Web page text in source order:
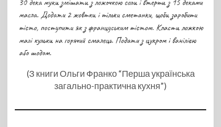
(З книги Ольги Франко “Перша українська
загально-практична кухня”)